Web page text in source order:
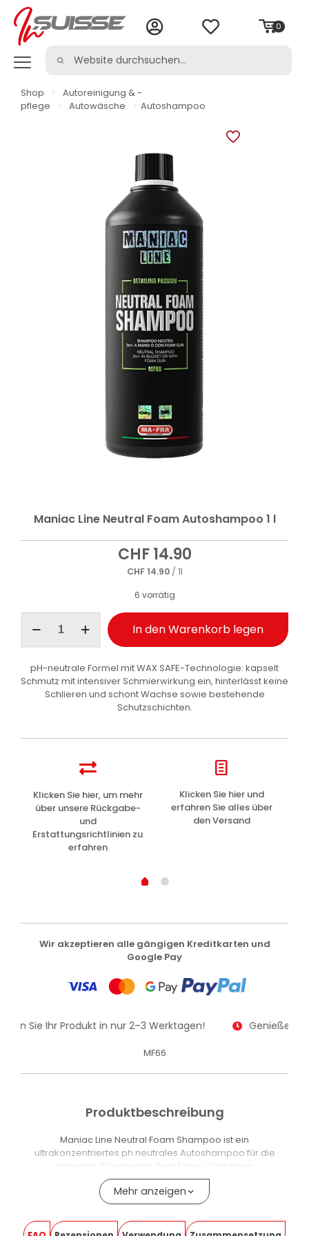
0
Shop >
Autoreinigung & -
pflege
> Autowäsche > Autoshampoo
Maniac Line Neutral Foam Autoshampoo 1 l
CHF14.90
CHF14.90/ 1l
6 vorrätig
Line
Autoshampoo
1
In den Warenkorb legen
pH-neutrale Formel mit WAX SAFE-Technologie: kapselt
Schmutz mit intensiver Schmierwirkung ein, hinterlässt keine
Schlieren und schont Wachse sowie bestehende
Schutzschichten.
Klicken Sie hier, um mehr
über unsere Rückgabe-
und
Erstattungsrichtlinien zu
erfahren
Klicken Sie hier und
erfahren Sie alles über
den Versand
Wir akzeptieren alle gängigen Kreditkarten und
Google Pay
Sie Ihr Produkt in nur 2–3 Werktagen! Genießen
MF66
Produktbeschreibung
Maniac Line Neutral Foam Shampoo ist ein
ultrakonzentriertes ph neutrales Autoshampoo für die
manuelle Wäsche mit dem Eimer-Verfahren.
Der mit der Foaming-Technik erzeugte Schaum bildet
einen kompakten Film, der auf den Oberflächen haften
anschliessende Spülung vorbereitet – ohne Schlieren oder
Mehr anzeigen